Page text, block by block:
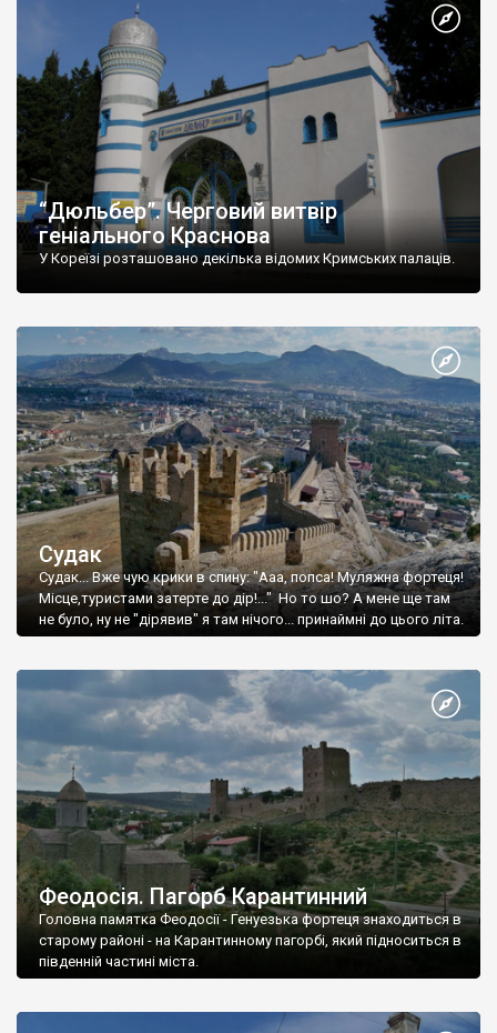
“Дюльбер”. Черговий витвір
геніального Краснова
У Кореїзі розташовано декілька відомих Кримських палаців.
Судак
Судак... Вже чую крики в спину: "Ааа, попса! Муляжна фортеця!
Місце,туристами затерте до дір!..." Но то шо? А мене ще там
не було, ну не "дірявив" я там нічого... принаймні до цього літа.
Феодосія. Пагорб Карантинний
Головна памятка Феодосії - Генуезька фортеця знаходиться в
старому районі - на Карантинному пагорбі, який підноситься в
південній частині міста.